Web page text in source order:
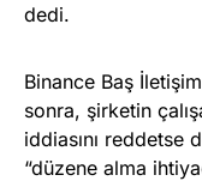
dedi.
Binance Baş
sonra, şirketin
iddiasını reddetse
“düzene alma